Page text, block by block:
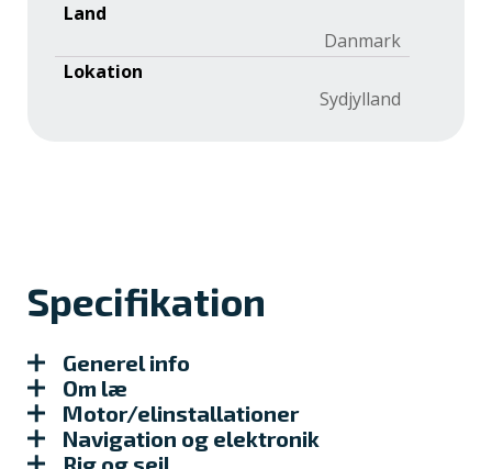
Land
Danmark
Lokation
Sydjylland
Specifikation
Generel info
Om læ
Motor/elinstallationer
Navigation og elektronik
Rig og sejl